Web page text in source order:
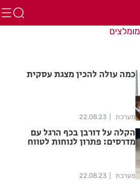
מומלצים
כמה עולה להכין מצגת עסקית
מערכת 22.08.23
הקלה על דורבן בכף הרגל עם
מדרסים: פתרון לנוחות לטווח
מערכת 22.08.23